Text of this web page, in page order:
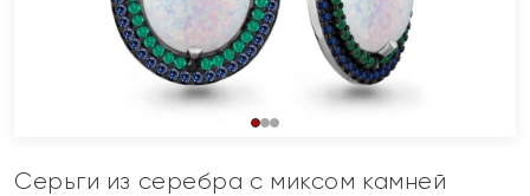
Серьги из серебра с миксом камней